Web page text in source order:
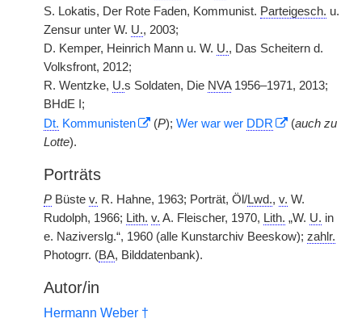
S. Lokatis, Der Rote Faden, Kommunist. Parteigesch. u.
Zensur unter W. U., 2003;
D. Kemper, Heinrich Mann u. W. U., Das Scheitern d.
Volksfront, 2012;
R. Wentzke, U.s Soldaten, Die NVA1956–1971, 2013;
BHdE I;
Dt. Kommunisten (P); Wer war wer DDR (auch zu
Lotte).
Porträts
P Büste v. R. Hahne, 1963; Porträt, Öl/Lwd., v. W.
Rudolph, 1966; Lith. v. A. Fleischer, 1970, Lith. „W. U. in
e. Naziverslg.“, 1960 (alle Kunstarchiv Beeskow); zahlr.
Photogrr. (BA, Bilddatenbank).
Autor/in
Hermann Weber †